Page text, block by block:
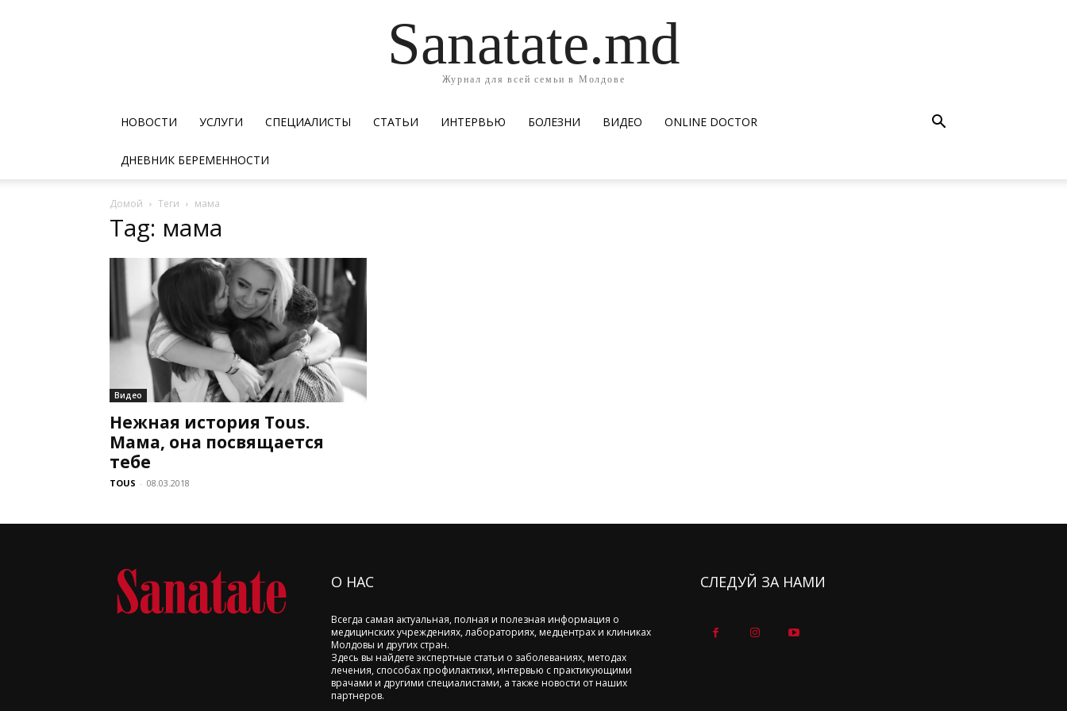
Sanatate.md
Журнал для всей семьи в Молдове
НОВОСТИ УСЛУГИ СПЕЦИАЛИСТЫ СТАТЬИ ИНТЕРВЬЮ БОЛЕЗНИ ВИДЕО ОNLINE DOCTOR
ДНЕВНИК БЕРЕМЕННОСТИ
Домой Теги мама
Tag: мама
Видео
Нежная история Tous.
Мама, она посвящается
тебе
TOUS - 08.03.2018
О НАС
Всегда самая актуальная, полная и полезная информация о
медицинских учреждениях, лабораториях, медцентрах и клиниках
Молдовы и других стран.
Здесь вы найдете экспертные статьи о заболеваниях, методах
лечения, способах профилактики, интервью с практикующими
врачами и другими специалистами, а также новости от наших
партнеров.
СЛЕДУЙ ЗА НАМИ